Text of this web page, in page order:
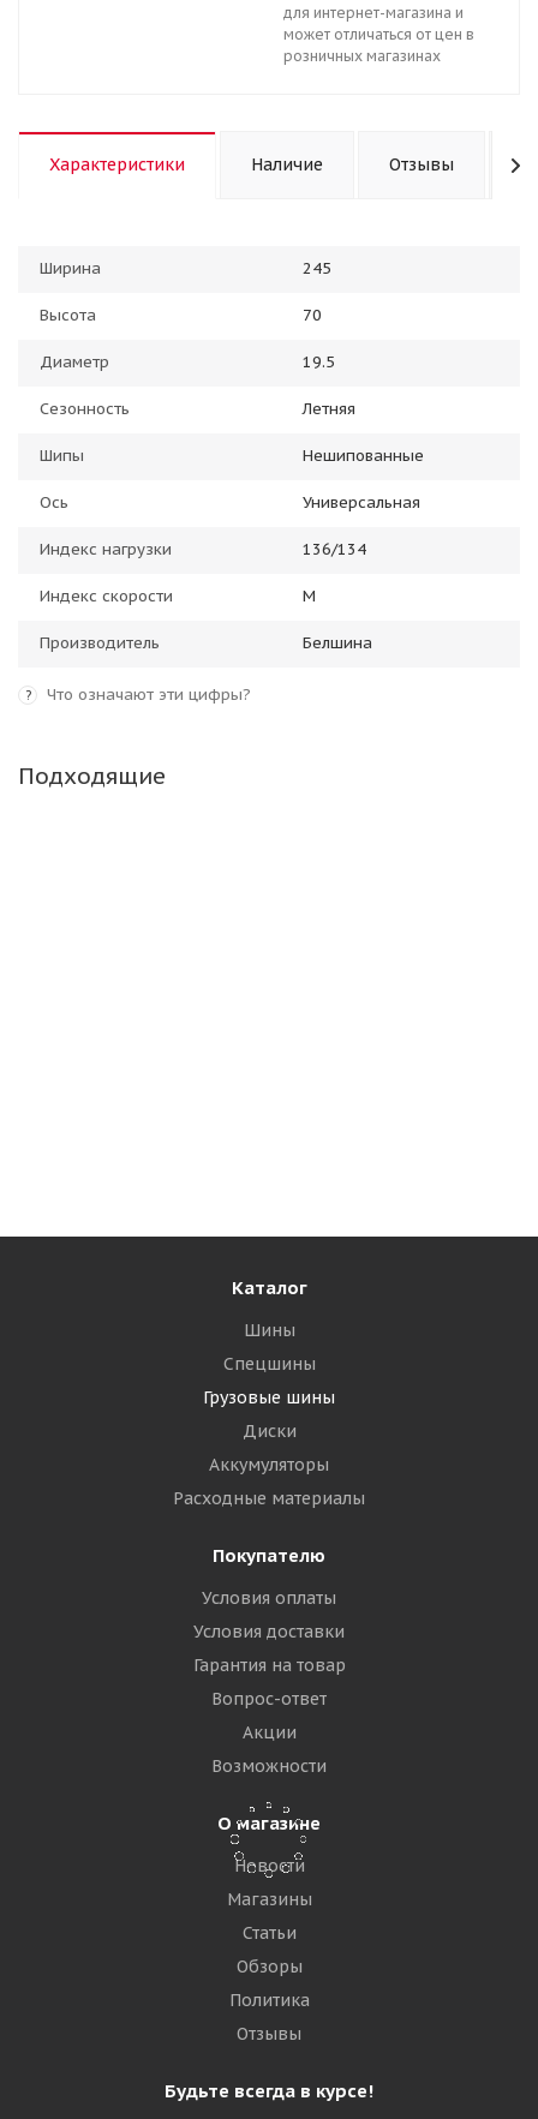
для интернет-магазина и
может отличаться от цен в
розничных магазинах
Характеристики Наличие Отзывы
Ширина 245
Высота 70
Диаметр 19.5
Сезонность Летняя
Шипы Нешипованные
Ось Универсальная
Индекс нагрузки 136/134
Индекс скорости M
Производитель Белшина
? Что означают эти цифры?
Подходящие
15 010₽
Подробнее
Goodride CR960A 245/70 R19.5 136/134M PR16
Кама NU 301 245/70 R19.5 136/134M Универсальная
Каталог
Шины
Спецшины
Грузовые шины
Диски
Аккумуляторы
Расходные материалы
Покупателю
Условия оплаты
Условия доставки
Гарантия на товар
Вопрос-ответ
Акции
Возможности
О магазине
Новости
Магазины
Статьи
Обзоры
Политика
Отзывы
Будьте всегда в курсе!